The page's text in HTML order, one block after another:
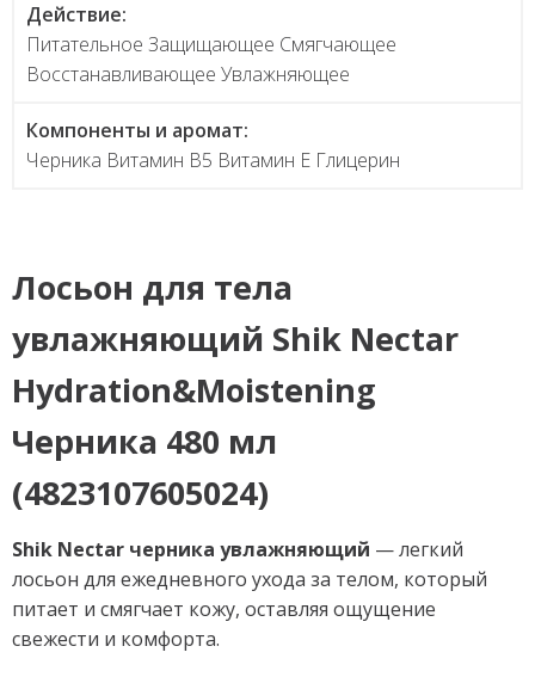
Действие:
Питательное Защищающее Смягчающее
Восстанавливающее Увлажняющее
Компоненты и аромат:
Черника Витамин В5 Витамин Е Глицерин
Лосьон для тела
увлажняющий Shik Nectar
Hydration&Moistening
Черника 480 мл
(4823107605024)
Shik Nectar черника увлажняющий — легкий
лосьон для ежедневного ухода за телом, который
питает и смягчает кожу, оставляя ощущение
свежести и комфорта.